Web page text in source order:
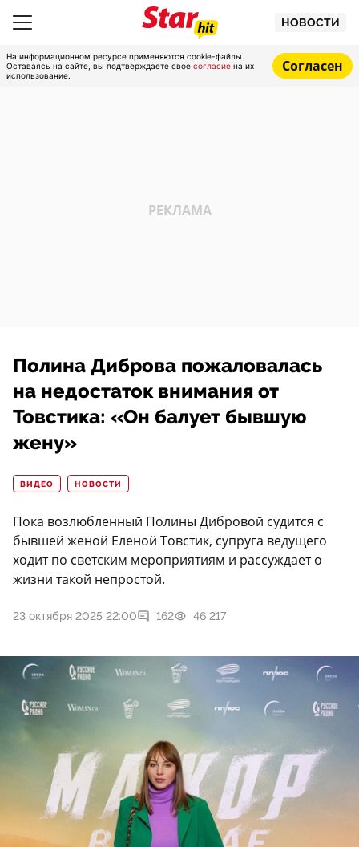
НОВОСТИ
На информационном ресурсе применяются cookie-файлы.
Оставаясь на сайте, вы подтверждаете свое согласие на их
использование.
Согласен
Полина Диброва пожаловалась
на недостаток внимания от
Товстика: «Он балует бывшую
жену»
ВИДЕО НОВОСТИ
Пока возлюбленный Полины Дибровой судится с
бывшей женой Еленой Товстик, супруга ведущего
ходит по светским мероприятиям и рассуждает о
жизни такой непростой.
23 октября 2025 22:00 162 46 217